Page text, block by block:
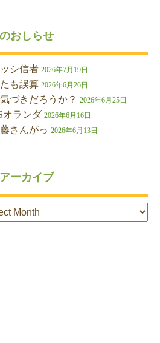
おしらせ
ッシ信者 2026年7月19日
も誤算 2026年6月26日
づきだろうか？ 2026年6月25日
オランダ 2026年6月16日
さんがっ 2026年6月13日
ーカイブ